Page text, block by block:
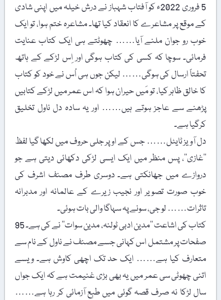
5 فروری 2022ء کو آفتاب شہباز نے درش خیلہ میں اپنی شادی
کے موقع پر مشاعرے کا انعقاد کیا تھا۔ مشاعرہ ختم ہوا، تو ایک
خوب رو جوان ملنے آیا…… چھوٹتے ہی ایک کتاب عنایت
فرمائی۔ سوچا کہ کسی کی کتاب ہوگی اور اِس لڑکے کے ہاتھ
تحفتاً ارسال کی ہوگی…… لیکن جوں ہی اُس نے خود کو کتاب
کا خالق ظاہر کیا، تو مَیں حیران ہوا کہ اس عمر میں لڑکے کتابیں
پڑھنے سے عاجز ہوتے ہیں…… اور یہ سادہ دل ناول تخلیق
کرگیا ہے۔
دل آویز ٹایٹل…… جس کے اوپر جلی حروف میں لکھا گیا لفظ
’’غازی‘‘، پس منظر میں ایک ایسی لڑکی دکھائی دیتی ہے جو
دروازے میں جھانکتی ہے۔ دوسری طرف مصنف اشرف کی
خوب صورت تصویر اور نجیب زیرے کے عالمانہ اور مدبرانہ
تاثرات…… لو جی، سونے پہ سہاگا والی بات ہوئی۔
کتاب کی اشاعت ’’مدین ادبی ٹولنہ، مدین سوات‘‘ نے کی ہے۔ 95
صفحات پر مشتمل اس کہانی جسے مصنف نے ناول کے نام سے
متعارف کیا ہے…… ایک حد تک اچھی کاوش ہے۔ ویسے
اتنی چھوٹی سی عمر میں یہ بھی بڑی غنیمت ہے کہ ایک جواں
سال لڑکا نہ صرف قصہ گوئی میں طبع آزمائی کر رہا ہے……